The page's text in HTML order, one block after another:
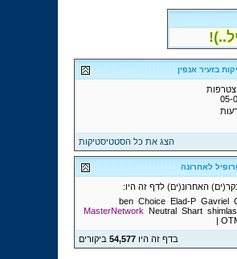
בזעיר אנפין
05-
הצג את כל הסטטיסטיקות
לאחרונה
ben Choice Elad-P Gavriel
MasterNetwork Neutral Shart
|
בדף זה היו54,577 ביקורים